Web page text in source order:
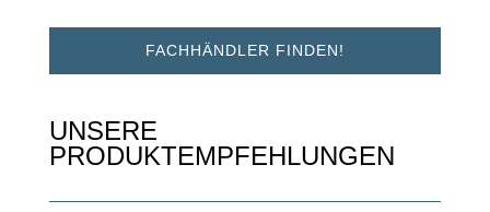
FACHHÄNDLER FINDEN!
UNSERE
PRODUKTEMPFEHLUNGEN